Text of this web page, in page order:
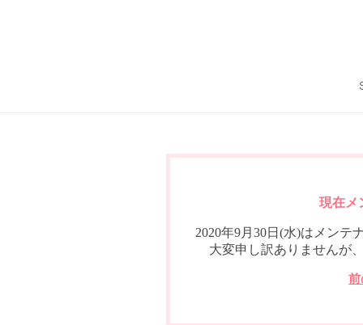
現在メ
2020年9月30日(水)はメンテ
大変申し訳ありませんが
前